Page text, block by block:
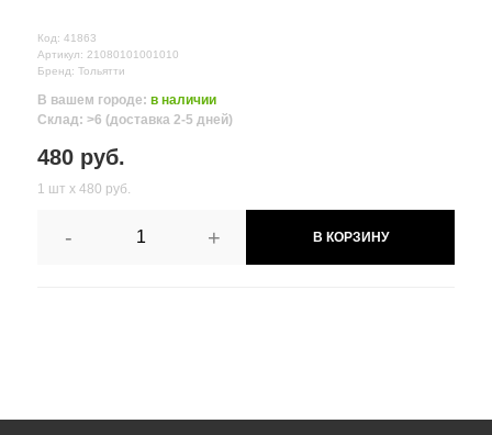
Код: 41863
Артикул: 21080101001010
Бренд: Тольятти
В вашем городе: в наличии
Склад: >6 (доставка 2-5 дней)
480 руб.
1 шт х 480 руб.
- + В КОРЗИНУ